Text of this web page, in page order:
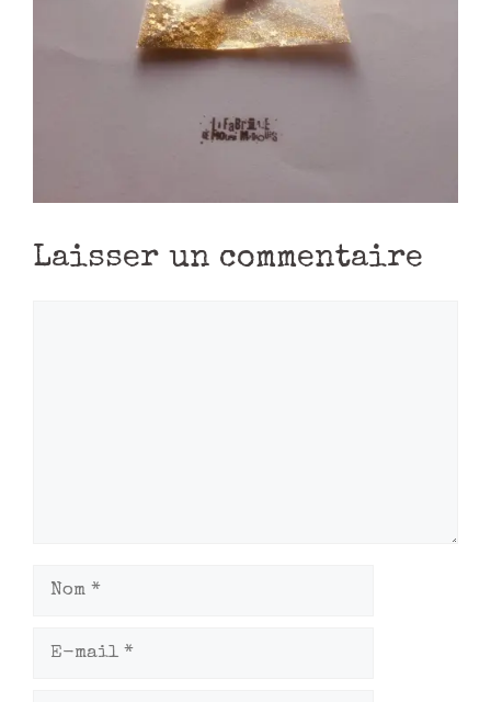
Laisser un commentaire